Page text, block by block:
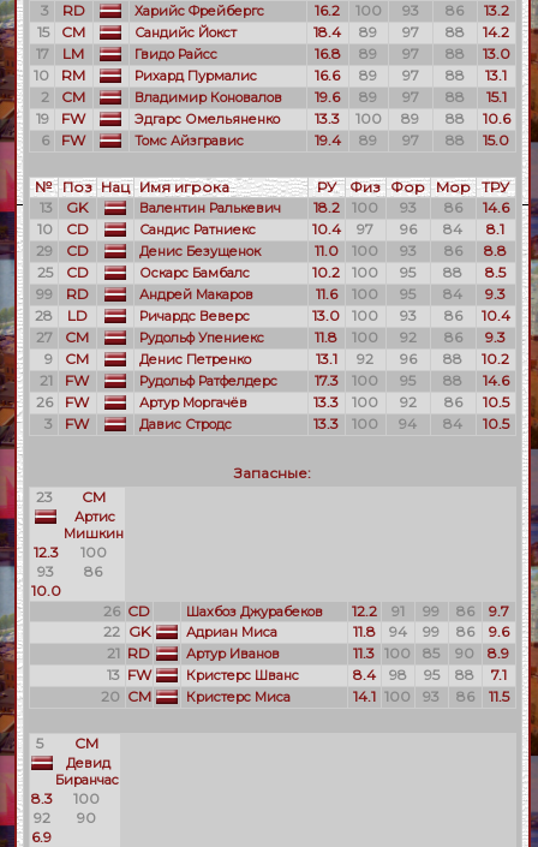
3
RD Харийс Фрейбергс 16.2 100 93 86
13.2
15
CM Сандийс Йокст 18.4 89 97 88
14.2
17
LM Гвидо Райсс 16.8 89 97 88
13.0
10
RM Рихард Пурмалис 16.6 89 97 88
13.1
2
CM Владимир Коновалов 19.6 89 97 88
15.1
19
FW Эдгарс Омельяненко 13.3 100 89 88
10.6
6
FW Томс Айзгравис 19.4 89 97 88 15.0
№ Поз Нац Имя игрока РУ Физ Фор Мор
ТРУ
13
GK Валентин Ралькевич 18.2 100 93 86
14.6
10
CD Сандис Ратниекс 10.4 97 96 84
8.1
29
CD Денис Безущенок 11.0 100 93 86
8.8
25
CD Оскарс Бамбалс 10.2 100 95 88
8.5
99
RD Андрей Макаров 11.6 100 95 84
9.3
28
LD Ричардс Веверс 13.0 100 93 86
10.4
27
CM Рудольф Упениекс 11.8 100 92 86
9.3
9
CM Денис Петренко 13.1 92 96 88
10.2
21
FW Рудольф Ратфелдерс 17.3 100 95 88
14.6
26
FW Артур Моргачёв 13.3 100 92 86
10.5
3
FW Давис Стродс 13.3 100 94 84 10.5
Запасные:
23
CM
Артис
Мишкин
12.3
100
93
86
10.0
26 CD Шахбоз Джурабеков 12.2 91 99 86
9.7
22 GK Адриан Миса 11.8 94 99 86
9.6
21 RD Артур Иванов 11.3 100 85 90
8.9
13 FW Кристерс Шванс 8.4 98 95 88
7.1
20 CM Кристерс Миса 14.1 100 93 86 11.5
5 CM
Девид
Биранчас
8.3
100
92
90
6.9